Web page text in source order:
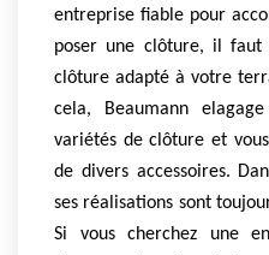
entreprise fiable pour
poser une clôture, il faut
clôture adapté à votre
cela, Beaumann
variétés de clôture et
de divers accessoires.
ses réalisations sont
Si vous cherchez une